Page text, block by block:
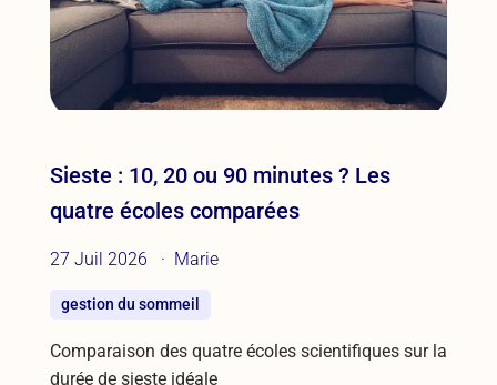
Sieste : 10, 20 ou 90 minutes ? Les
quatre écoles comparées
27 Juil 2026 Marie
gestion du sommeil
Comparaison des quatre écoles scientifiques sur la
durée de sieste idéale